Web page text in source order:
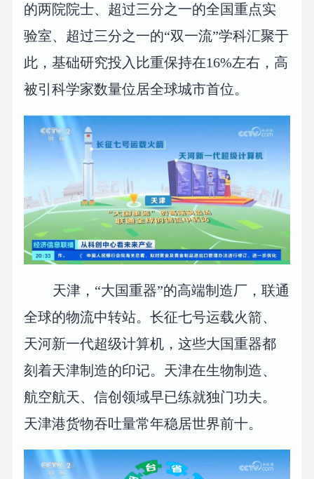
的两院院士、超过三分之一的全国重点实
验室、超过三分之一的“双一流”学科汇聚于
此，基础研究投入比重保持在16%左右，高
被引科学家数量位居全球城市首位。
天津，“大国重器”的高端制造厂，联通
全球的物流中转站。长征七号运载火箭、
天河新一代超级计算机，这些大国重器都
刻着天津制造的印记。天津在生物制造、
航空航天、信创领域早已练就独门功夫。
天津港货物吞吐量常年稳居世界前十。